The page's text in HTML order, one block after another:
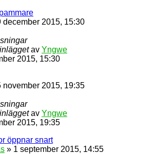
december 2015, 15:30
av Yngwe
2015, 15:30
november 2015, 19:35
av Yngwe
2015, 19:35
öppnar snart
» 1 september 2015, 14:55